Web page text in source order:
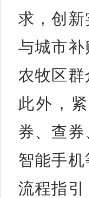
求，创
与城市
农牧区
此外，
券、查
智能手
流程指